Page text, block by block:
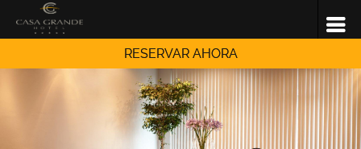
RESERVAR AHORA